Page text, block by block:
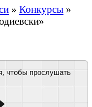
» Конкурсы »